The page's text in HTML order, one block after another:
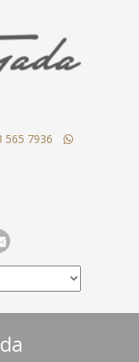
565 7936